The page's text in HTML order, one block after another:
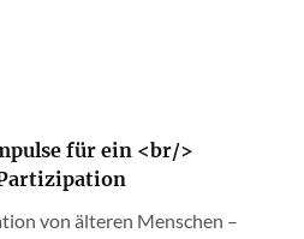
für ein <br/>
von älteren Menschen –